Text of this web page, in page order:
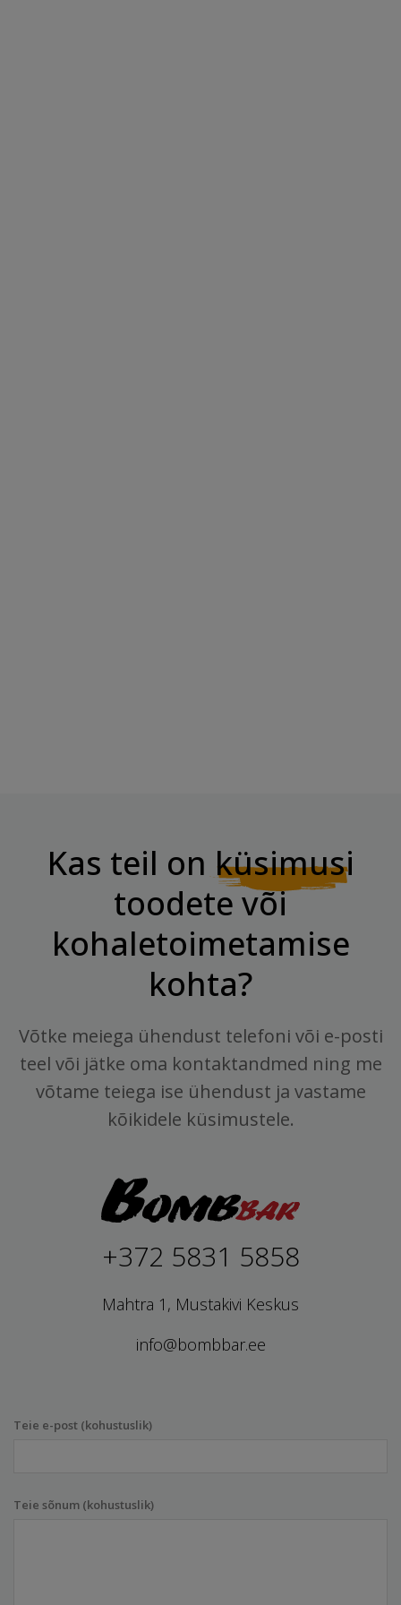
Kas teil on küsimusi
toodete või
kohaletoimetamise
kohta?
Võtke meiega ühendust telefoni või e-posti
teel või jätke oma kontaktandmed ning me
võtame teiega ise ühendust ja vastame
kõikidele küsimustele.
+372 5831 5858
Mahtra 1, Mustakivi Keskus
info@bombbar.ee
Teie e-post (kohustuslik)
Teie sõnum (kohustuslik)